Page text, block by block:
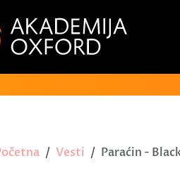
Vesti Paraćin -